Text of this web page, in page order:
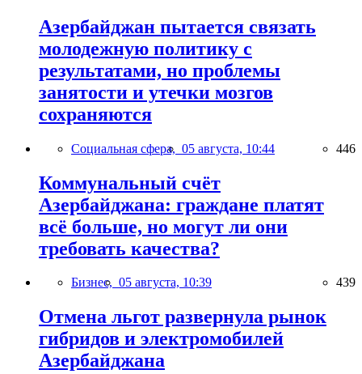
Азербайджан пытается связать
молодежную политику с
результатами, но проблемы
занятости и утечки мозгов
сохраняются
Социальная сфера, 05 августа, 10:44 446
Коммунальный счёт
Азербайджана: граждане платят
всё больше, но могут ли они
требовать качества?
Бизнес, 05 августа, 10:39 439
Отмена льгот развернула рынок
гибридов и электромобилей
Азербайджана